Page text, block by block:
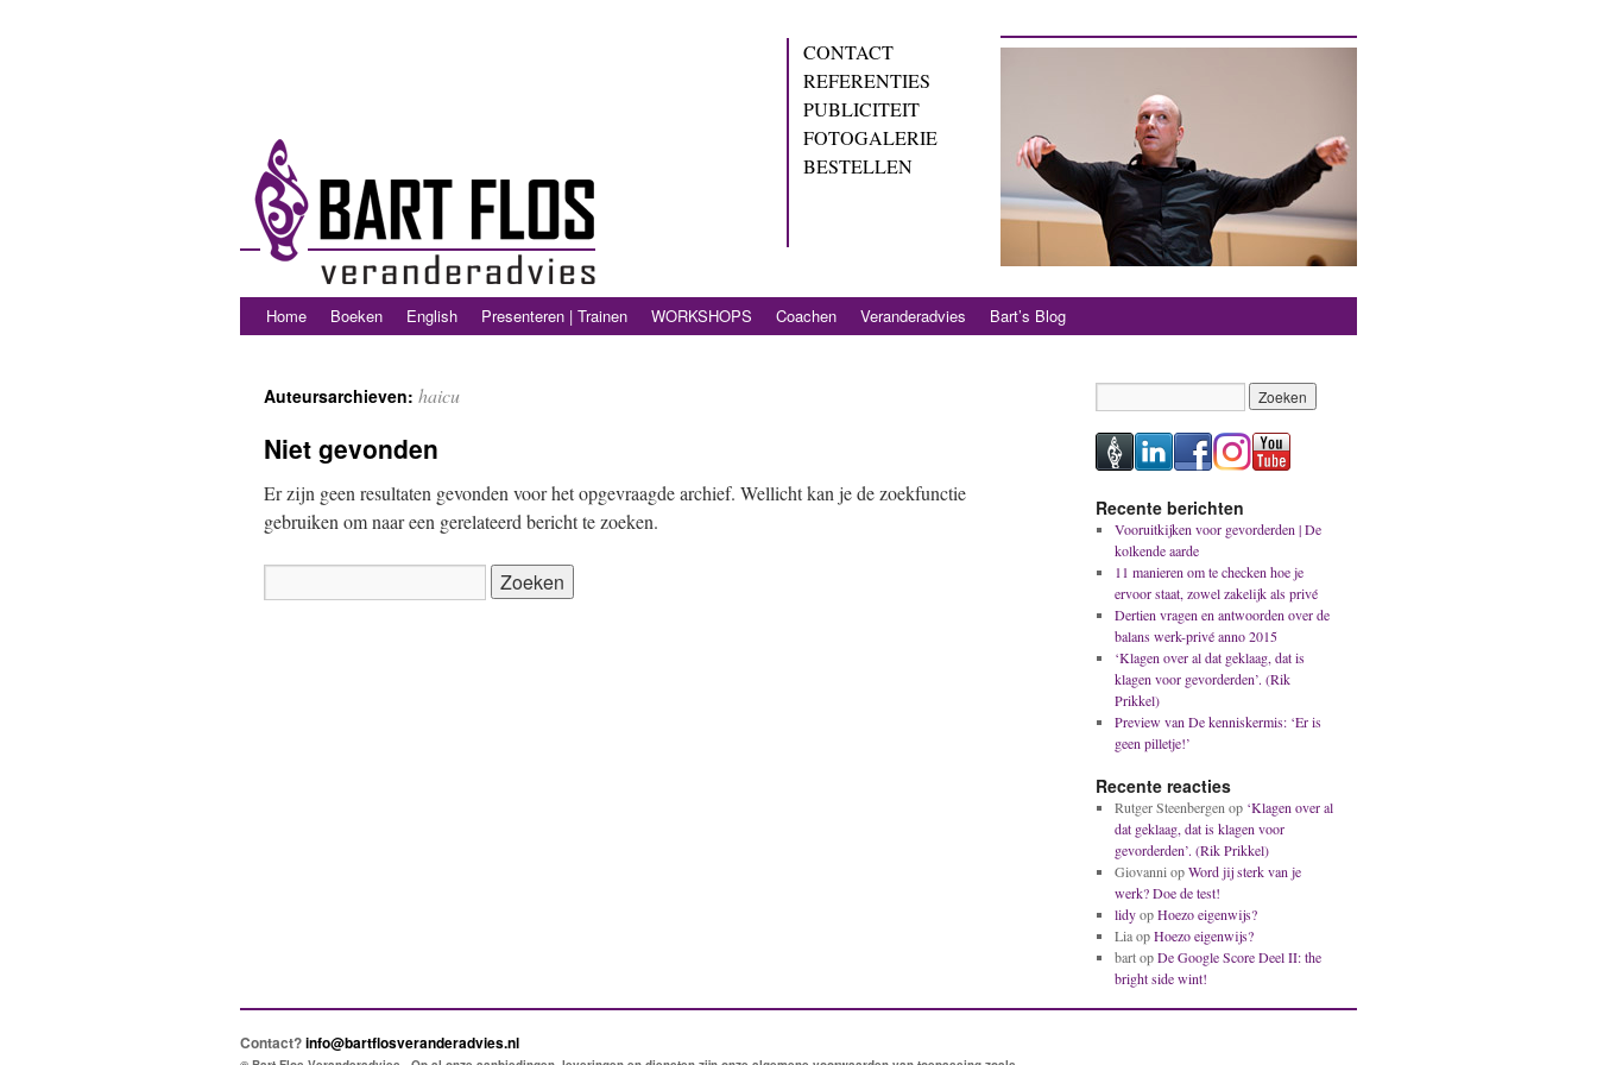
CONTACT
REFERENTIES
PUBLICITEIT
FOTOGALERIE
BESTELLEN
Home Boeken English Presenteren | Trainen WORKSHOPS Coachen Veranderadvies Bart’s Blog
Auteursarchieven: haicu
Niet gevonden
Er zijn geen resultaten gevonden voor het opgevraagde archief. Wellicht kan je de zoekfunctie
gebruiken om naar een gerelateerd bericht te zoeken.
Recente berichten
Vooruitkijken voor gevorderden | De
kolkende aarde
11 manieren om te checken hoe je
ervoor staat, zowel zakelijk als privé
Dertien vragen en antwoorden over de
balans werk-privé anno 2015
‘Klagen over al dat geklaag, dat is
klagen voor gevorderden’. (Rik
Prikkel)
Preview van De kenniskermis: ‘Er is
geen pilletje!’
Recente reacties
Rutger Steenbergen op ‘Klagen over al
dat geklaag, dat is klagen voor
gevorderden’. (Rik Prikkel)
Giovanni opWord jij sterk van je
werk? Doe de test!
lidyopHoezo eigenwijs?
LiaopHoezo eigenwijs?
bartopDe Google Score Deel II: the
bright side wint!
Contact?info@bartflosveranderadvies.nl